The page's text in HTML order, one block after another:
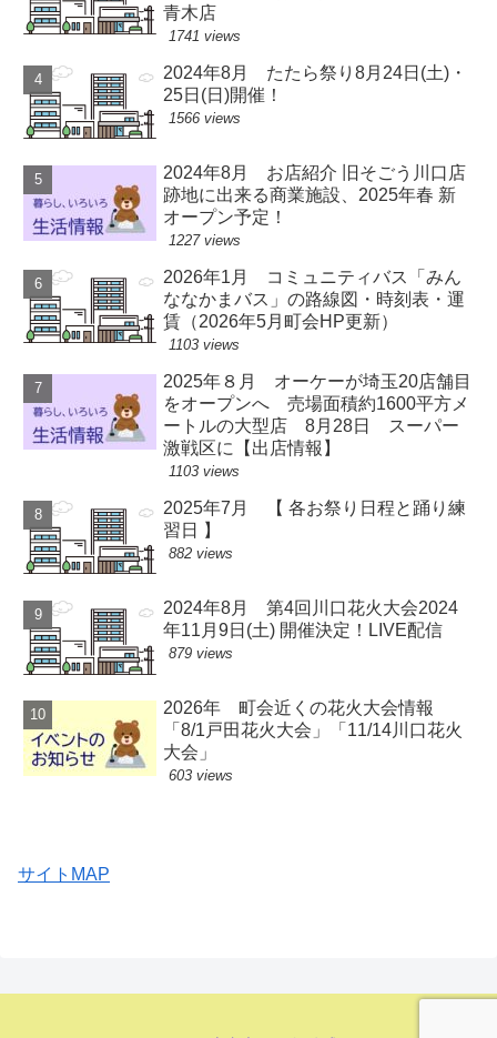
青木店
1741 views
2024年8月 たたら祭り8月24日(土)・
25日(日)開催！
1566 views
2024年8月 お店紹介 旧そごう川口店
跡地に出来る商業施設、2025年春 新
オープン予定！
1227 views
2026年1月 コミュニティバス「みん
ななかまバス」の路線図・時刻表・運
賃（2026年5月町会HP更新）
1103 views
2025年８月 オーケーが埼玉20店舗目
をオープンへ 売場面積約1600平方メ
ートルの大型店 8月28日 スーパー
激戦区に【出店情報】
1103 views
2025年7月 【 各お祭り日程と踊り練
習日 】
882 views
2024年8月 第4回川口花火大会2024
年11月9日(土) 開催決定！LIVE配信
879 views
2026年 町会近くの花火大会情報
「8/1戸田花火大会」「11/14川口花火
大会」
603 views
サイトMAP